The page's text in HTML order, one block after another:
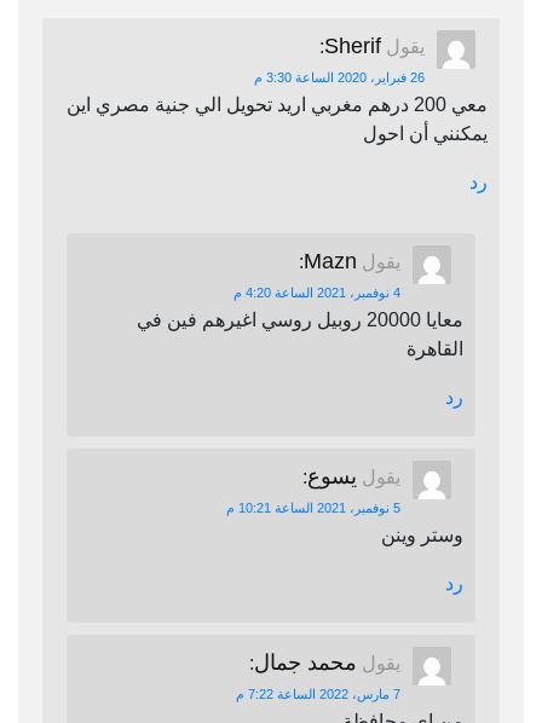
يقول Sherif
:
26 فبراير، 2020 الساعة 3:30 م
معي 200 درهم مغربي اريد تحويل الي جنية مصري اين
يمكنني أن احول
رد
يقول Mazn
:
4 نوفمبر، 2021 الساعة 4:20 م
معايا 20000 روبيل روسي اغيرهم فين في
القاهرة
رد
يقول يسوع:
5 نوفمبر، 2021 الساعة 10:21 م
وستر وينن
رد
يقول محمد جمال:
7 مارس، 2022 الساعة 7:22 م